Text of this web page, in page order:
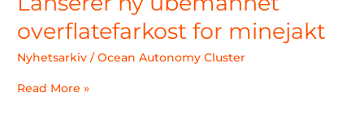
overflatefarkost for minejakt
Nyhetsarkiv /Ocean Autonomy Cluster
for
Read More »